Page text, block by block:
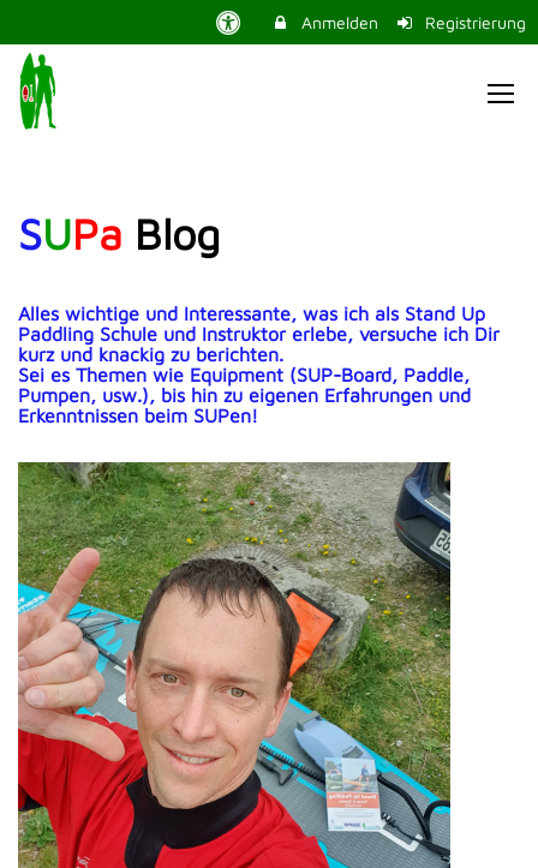
Anmelden Registrierung
SUPa Blog
Alles wichtige und Interessante, was ich als Stand Up
Paddling Schule und Instruktor erlebe, versuche ich Dir
kurz und knackig zu berichten.
Sei es Themen wie Equipment (SUP-Board, Paddle,
Pumpen, usw.), bis hin zu eigenen Erfahrungen und
Erkenntnissen beim SUPen!